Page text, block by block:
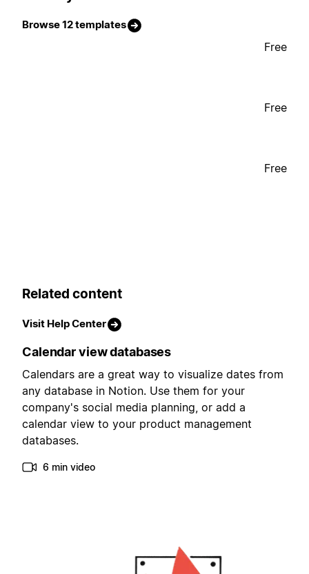
Browse 12 templates
Free
Free
Free
Related content
Visit Help Center
Calendar view databases
Calendars are a great way to visualize dates from
any database in Notion. Use them for your
company's social media planning, or add a
calendar view to your product management
databases.
6 min video